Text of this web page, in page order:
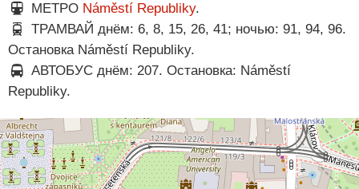
МЕТРО Náměstí Republiky.
ТРАМВАЙ днём: 6, 8, 15, 26, 41; ночью: 91, 94, 96.
Остановка Náměstí Republiky.
АВТОБУС днём: 207. Остановка: Náměstí
Republiky.